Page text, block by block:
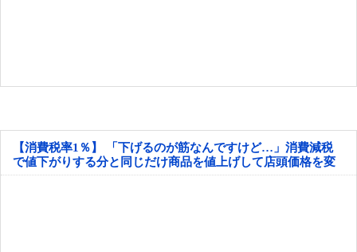
【消費税率1％】 「下げるのが筋なんですけど…」消費減税
で値下がりする分と同じだけ商品を値上げして店頭価格を変
えない店も